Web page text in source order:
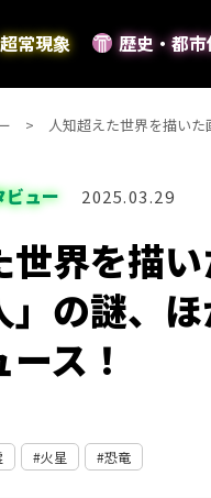
常現象 歴史・都
人知超えた世界を描い
ビュー 2025.03.29
世界を描
」の謎、
ス！
火星 恐竜